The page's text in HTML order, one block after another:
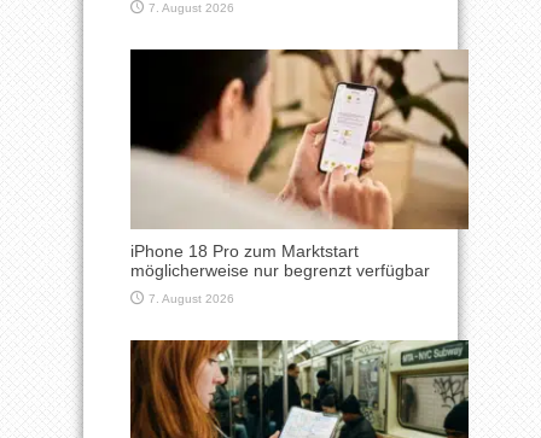
7. August 2026
iPhone 18 Pro zum Marktstart
möglicherweise nur begrenzt verfügbar
7. August 2026